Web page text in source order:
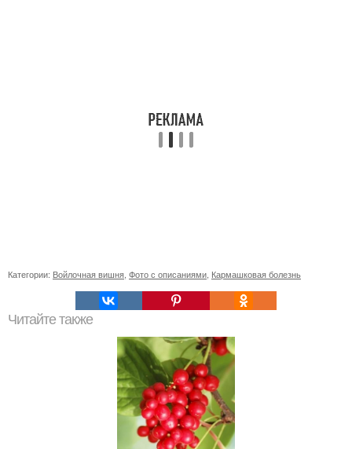
Категории: Войлочная вишня Фото с описаниями Кармашковая болезнь
Читайте также